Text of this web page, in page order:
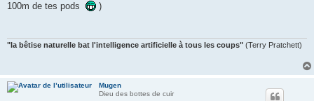
100m de tes pods
)
"la bêtise naturelle bat l'intelligence artificielle à tous les coups" (Terry Pratchett)
Mugen
Dieu des bottes de cuir